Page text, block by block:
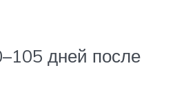
дней после